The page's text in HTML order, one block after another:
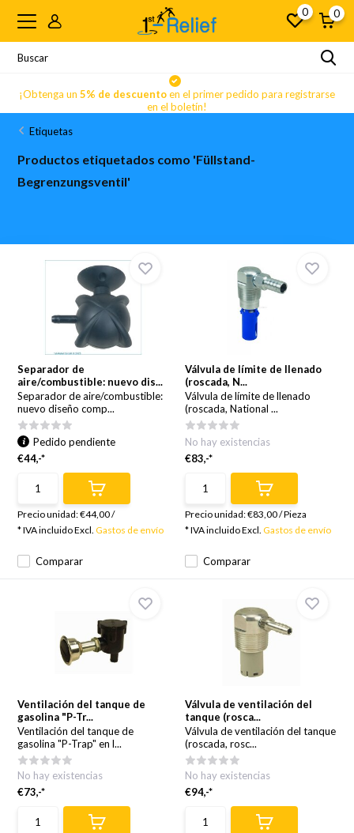
0 0
¡Obtenga un 5% de descuentoen el primer pedido para registrarse
en el boletín!
Etiquetas
Productos etiquetados como 'Füllstand-
Begrenzungsventil'
Separador de
aire/combustible: nuevo dis...
Separador de aire/combustible:
nuevo diseño comp...
Comparar
Pedido pendiente
€44,-*
Precio unidad:€44,00/
* IVA incluido Excl.Gastos de envío
Válvula de límite de llenado
(roscada, N...
Válvula de límite de llenado
(roscada, National ...
Comparar
No hay existencias
€83,-*
Precio unidad:€83,00/Pieza
* IVA incluido Excl. Gastos de envío
Ventilación del tanque de
gasolina "P-Tr...
Ventilación del tanque de
gasolina "P-Trap" en l...
No hay existencias
€73,-*
Válvula de ventilación del
tanque (rosca...
Válvula de ventilación del tanque
(roscada, rosc...
No hay existencias
€94,-*